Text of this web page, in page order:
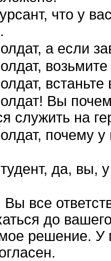
что у
а если
Вы
служить на
почему у
да, вы,
все
до
решение. У